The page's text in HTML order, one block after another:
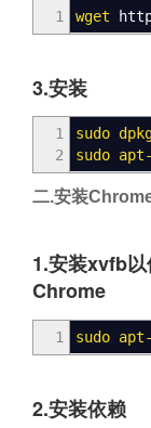
1 wget
3.安装
1
2
sudo
sudo
二.安装
1.安装xvfb
Chrome
1 sudo
2.安装依赖